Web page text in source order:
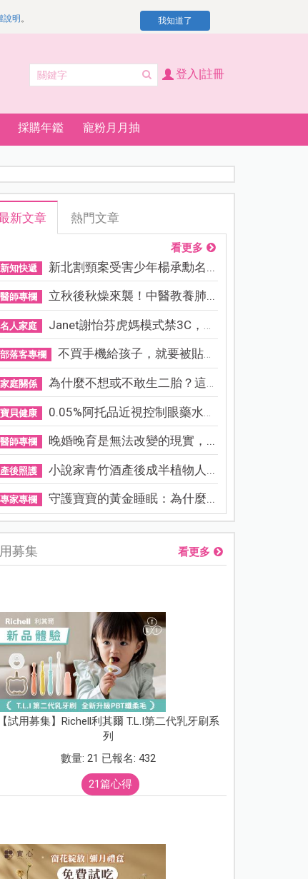
說明 。 我知道了
登入|註冊
採購年鑑 寵粉月月抽
新文章 熱門文章
看更多
新知快遞 新北割頸案受害少年楊承勳名...
醫師專欄 立秋後秋燥來襲！中醫教養肺...
名人家庭 Janet謝怡芬虎媽模式禁3C，看...
部落客專欄 不買手機給孩子，就要被貼「...
家庭關係 為什麼不想或不敢生二胎？這8...
寶貝健康 0.05%阿托品近視控制眼藥水納...
醫師專欄 晚婚晚育是無法改變的現實，...
產後照護 小說家青竹酒產後成半植物人...
專家專欄 守護寶寶的黃金睡眠：為什麼...
募集 看更多
【試用募集】Richell利其爾 T.L.I第二代乳牙刷系
列
數量: 21 已報名: 432
21篇心得